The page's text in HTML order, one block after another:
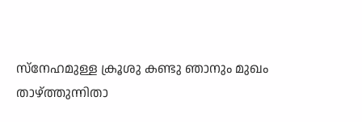
സ്നേഹമുള്ള ക്രൂശു കണ്ടു ഞാനും മുഖം
താഴ്ത്തുന്നിതാ